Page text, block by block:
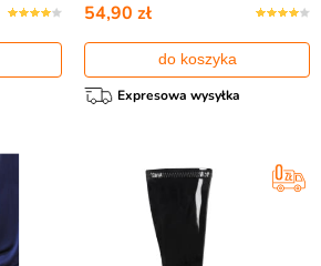
54,90 zł
do koszyka
Expresowa wysyłka